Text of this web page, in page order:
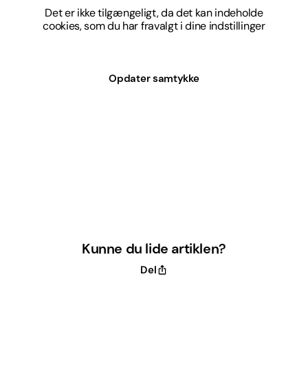
Det er ikke tilgængeligt, da det kan indeholde
cookies, som du har fravalgt i dine indstillinger
Opdater samtykke
Kunne du lide artiklen?
Del